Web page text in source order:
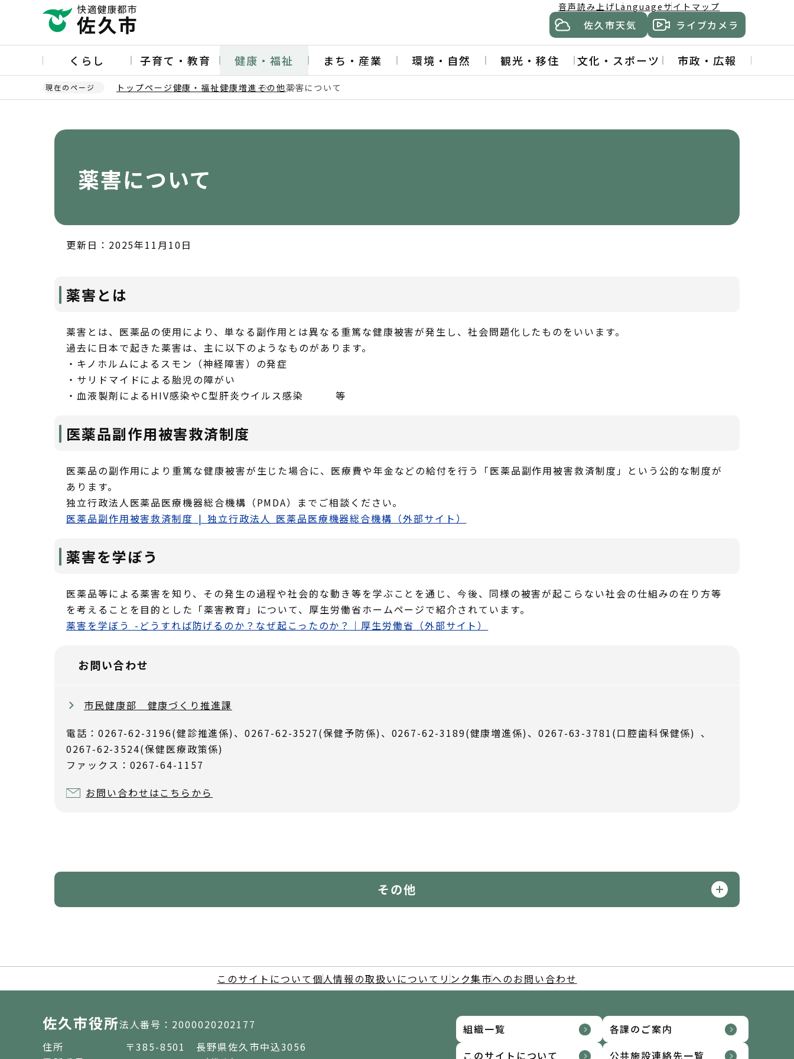
ー
の
音声読み上げLanguage サイトマップ
佐久市天気 ライブカメラ
くらし 子育て・教育 健康・福祉 まち・産業 環境・自然 観光・移住 文化・スポーツ 市政・広報
現在のページ トップページ健康・福祉健康増進 その他薬害について
薬害について
更新日：2025年11月10日
薬害とは
薬害とは、医薬品の使用により、単なる副作用とは異なる重篤な健康被害が発生し、社会問題化したものをいいます。
過去に日本で起きた薬害は、主に以下のようなものがあります。
・キノホルムによるスモン（神経障害）の発症
・サリドマイドによる胎児の障がい
・血液製剤によるHIV感染やC型肝炎ウイルス感染 等
医薬品副作用被害救済制度
医薬品の副作用により重篤な健康被害が生じた場合に、医療費や年金などの給付を行う「医薬品副作用被害救済制度」という公的な制度が
あります。
独立行政法人医薬品医療機器総合機構（PMDA）までご相談ください。
医薬品副作用被害救済制度 | 独立行政法人 医薬品医療機器総合機構（外部サイト）
薬害を学ぼう
医薬品等による薬害を知り、その発生の過程や社会的な動き等を学ぶことを通じ、今後、同様の被害が起こらない社会の仕組みの在り方等
を考えることを目的とした「薬害教育」について、厚生労働省ホームページで紹介されています。
薬害を学ぼう -どうすれば防げるのか？なぜ起こったのか？｜厚生労働省（外部サイト）
お問い合わせ
市民健康部 健康づくり推進課
電話：0267-62-3196(健診推進係)、0267-62-3527(保健予防係)、0267-62-3189(健康増進係)、0267-63-3781(口腔歯科保健係) 、
0267-62-3524(保健医療政策係)
ファックス：0267-64-1157
お問い合わせはこちらから
その他
このサイトについて 個人情報の取扱いについて リンク集市へのお問い合わせ
佐久市役所法人番号：2000020202177
住所
〒385-8501 長野県佐久市中込3056
組織一覧
各課のご案内
このサイトについて
公共施設連絡先一覧